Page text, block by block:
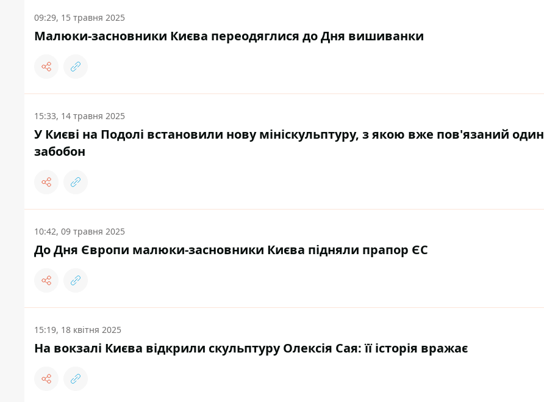
09:29, 15 травня 2025
Малюки-засновники Києва переодяглися до Дня вишиванки
15:33, 14 травня 2025
У Києві на Подолі встановили нову мініскульптуру, з якою вже пов'язаний один
забобон
10:42, 09 травня 2025
До Дня Європи малюки-засновники Києва підняли прапор ЄС
15:19, 18 квітня 2025
На вокзалі Києва відкрили скульптуру Олексія Сая: її історія вражає